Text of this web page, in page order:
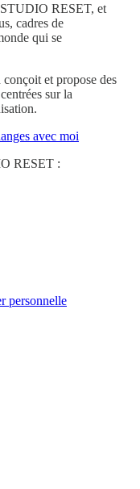
RESET, et
cadres de
qui se
et propose des
sur la
avec moi
RESET :
personnelle